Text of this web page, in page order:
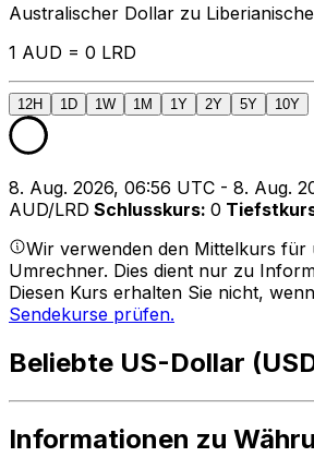
Australischer Dollar zu
1 AUD = 0 LRD
12H 1D 1W 1M 1Y 2Y 5Y 10Y
8. Aug. 2026, 06:56 UTC - 8. Aug.
AUD/LRD Schlusskurs: 0
Wir verwenden den Mittelkurs für
Umrechner. Dies dient nur zu
Diesen Kurs erhalten Sie nicht,
Sendekurse prüfen.
Beliebte US-Dollar
Informationen zu